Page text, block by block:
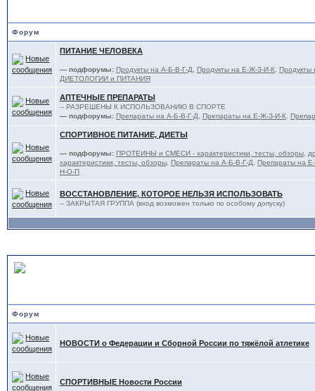
Форум
ПИТАНИЕ ЧЕЛОВЕКА
— подфорумы: Продукты на А-Б-В-Г-Д Продукты на Е-Ж-З-И-К,
ДИЕТОЛОГИИ и ПИТАНИЯ
АПТЕЧНЫЕ ПРЕПАРАТЫ
-- РАЗРЕШЕНЫ К ИСПОЛЬЗОВАНИЮ В СПОРТЕ
— подфорумы: Препараты на А-Б-В-Г-Д Препараты на Е-Ж-З-И-К,
СПОРТИВНОЕ ПИТАНИЕ, ДИЕТЫ
— подфорумы: ПРОТЕИНЫ и СМЕСИ - характеристики, тесты, обзоры,
характеристики, тесты, обзоры, Препараты на А-Б-В-Г-Д
Препараты на
Н-О-П
ВОССТАНОВЛЕНИЕ, КОТОРОЕ НЕЛЬЗЯ ИСПОЛЬЗОВАТЬ
-- ЗАКРЫТАЯ ГРУППА (вход возможен только по особому допуску)
Форум
НОВОСТИ о Федерации и Сборной России по тяжёлой атлетике
СПОРТИВНЫЕ Новости России